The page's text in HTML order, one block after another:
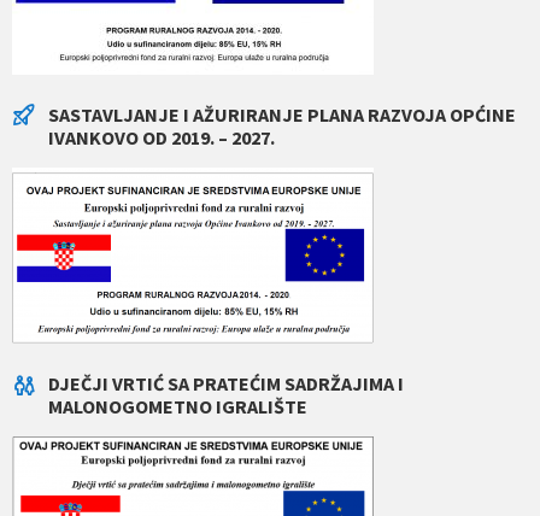
SASTAVLJANJE I AŽURIRANJE PLANA RAZVOJA OPĆINE
IVANKOVO OD 2019. – 2027.
DJEČJI VRTIĆ SA PRATEĆIM SADRŽAJIMA I
MALONOGOMETNO IGRALIŠTE